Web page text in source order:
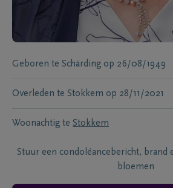
Geboren te Schärding op 26/08/1949
Overleden te Stokkem op 28/11/2021
Woonachtig te Stokkem
Stuur een condoléancebericht, brand
bloemen